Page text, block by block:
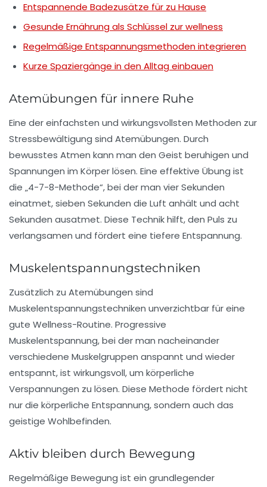
Entspannende Badezusätze für zu Hause
Gesunde Ernährung als Schlüssel zur wellness
Regelmäßige Entspannungsmethoden integrieren
Kurze Spaziergänge in den Alltag einbauen
Atemübungen für innere Ruhe
Eine der einfachsten und wirkungsvollsten Methoden zur
Stressbewältigung sind Atemübungen. Durch
bewusstes Atmen kann man den Geist beruhigen und
Spannungen im Körperlösen. Eine effektive Übung ist
die „4-7-8-Methode“, bei der man vier Sekunden
einatmet, sieben Sekunden die Luft anhält und acht
Sekunden ausatmet. Diese Technik hilft, den Puls zu
verlangsamen und fördert eine tiefere Entspannung.
Muskelentspannungstechniken
Zusätzlich zu Atemübungen sind
Muskelentspannungstechniken unverzichtbar für eine
gute Wellness-Routine. Progressive
Muskelentspannung, bei der man nacheinander
verschiedene Muskelgruppen anspannt und wieder
entspannt, ist wirkungsvoll, um körperliche
Verspannungen zu lösen. Diese Methode fördert nicht
nur die körperliche Entspannung, sondern auch das
geistige Wohlbefinden.
Aktiv bleiben durch Bewegung
Regelmäßige Bewegung ist ein grundlegender